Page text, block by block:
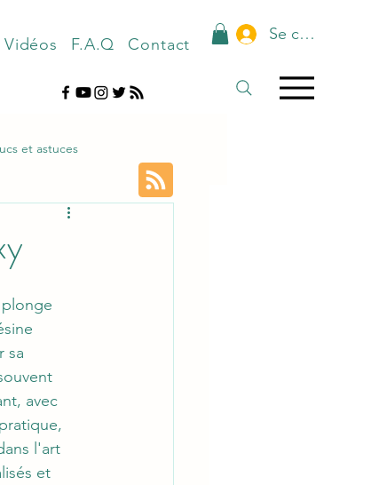
Vidéos F.A.Q Contact
Se connecter
et astuces
sa
avec
l'art
et